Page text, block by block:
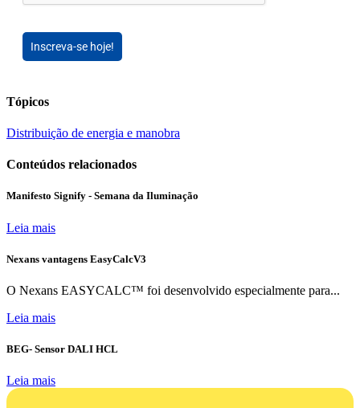
Inscreva-se hoje!
Tópicos
Distribuição de energia e manobra
Conteúdos relacionados
Manifesto Signify - Semana da Iluminação
Leia mais
Nexans vantagens EasyCalcV3
O Nexans EASYCALC™ foi desenvolvido especialmente para...
Leia mais
BEG- Sensor DALI HCL
Leia mais